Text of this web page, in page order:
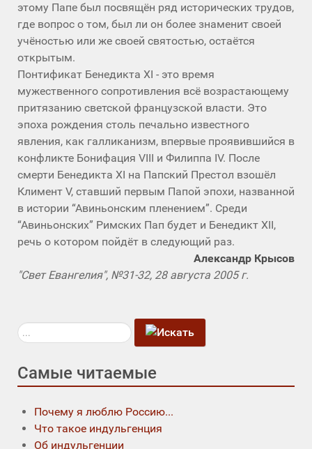
этому Папе был посвящён ряд исторических трудов,
где вопрос о том, был ли он более знаменит своей
учёностью или же своей святостью, остаётся
открытым.
Понтификат Бенедикта XI - это время
мужественного сопротивления всё возрастающему
притязанию светской французской власти. Это
эпоха рождения столь печально известного
явления, как галликанизм, впервые проявившийся в
конфликте Бонифация VIII и Филиппа IV. После
смерти Бенедикта XI на Папский Престол взошёл
Климент V, ставший первым Папой эпохи, названной
в истории “Авиньонским пленением”. Среди
“Авиньонских” Римских Пап будет и Бенедикт XII,
речь о котором пойдёт в следующий раз.
Александр Крысов
"Свет Евангелия", №31-32, 28 августа 2005 г.
Искать...
Самые читаемые
Почему я люблю Россию...
Что такое индульгенция
Об индульгенции